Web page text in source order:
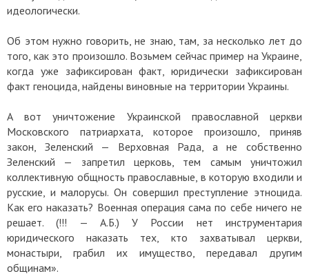
идеологически.
Об этом нужно говорить, не знаю, там, за несколько лет до
того, как это произошло. Возьмем сейчас пример на Украине,
когда уже зафиксирован факт, юридически зафиксирован
факт геноцида, найдены виновные на территории Украины.
А вот уничтожение Украинской православной церкви
Московского патриархата, которое произошло, приняв
закон, Зеленский — Верховная Рада, а не собственно
Зеленский — запретил церковь, тем самым уничтожил
коллективную общность православные, в которую входили и
русские, и малорусы. Он совершил преступление этноцида.
Как его наказать? Военная операция сама по себе ничего не
решает. (!!! — А.Б.) У России нет инструментария
юридического наказать тех, кто захватывал церкви,
монастыри, грабил их имущество, передавал другим
общинам».